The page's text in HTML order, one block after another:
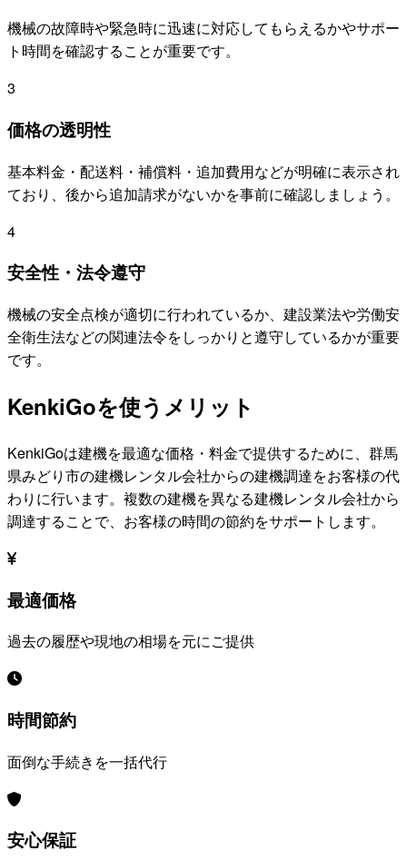
機械の故障時や緊急時に迅速に対応してもらえるかやサポー
ト時間を確認することが重要です。
3
価格の透明性
基本料金・配送料・補償料・追加費用などが明確に表示され
ており、後から追加請求がないかを事前に確認しましょう。
4
安全性・法令遵守
機械の安全点検が適切に行われているか、建設業法や労働安
全衛生法などの関連法令をしっかりと遵守しているかが重要
です。
KenkiGoを使うメリット
KenkiGoは建機を最適な価格・料金で提供するために、 群馬
県みどり市の建機レンタル会社からの建機調達をお客様の代
わりに行います。複数の建機を異なる建機レンタル会社から
調達することで、お客様の時間の節約をサポートします。
最適価格
過去の履歴や現地の相場を元にご提供
時間節約
面倒な手続きを一括代行
安心保証